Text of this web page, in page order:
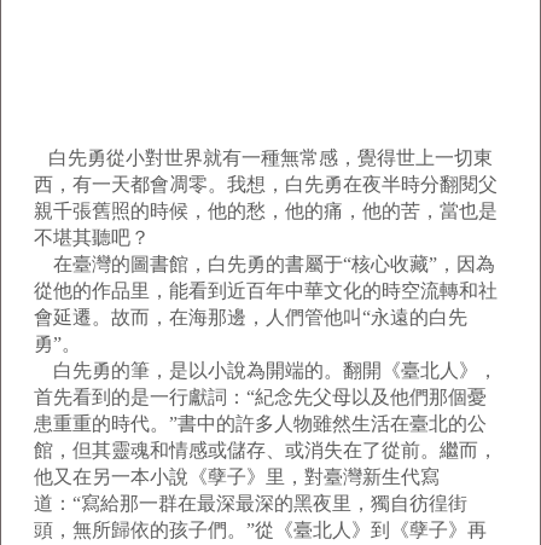
白先勇從小對世界就有一種無常感，覺得世上一切東
西，有一天都會凋零。我想，白先勇在夜半時分翻閱父
親千張舊照的時候，他的愁，他的痛，他的苦，當也是
不堪其聽吧？
在臺灣的圖書館，白先勇的書屬于“核心收藏”，因為
從他的作品里，能看到近百年中華文化的時空流轉和社
會延遷。故而，在海那邊，人們管他叫“永遠的白先
勇”。
白先勇的筆，是以小說為開端的。翻開《臺北人》，
首先看到的是一行獻詞：“紀念先父母以及他們那個憂
患重重的時代。”書中的許多人物雖然生活在臺北的公
館，但其靈魂和情感或儲存、或消失在了從前。繼而，
他又在另一本小說《孽子》里，對臺灣新生代寫
道：“寫給那一群在最深最深的黑夜里，獨自彷徨街
頭，無所歸依的孩子們。”從《臺北人》到《孽子》再